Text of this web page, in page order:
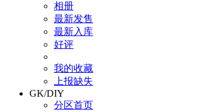
相册
最新发售
最新入库
好评
我的收藏
上报缺失
GK/DIY
分区首页